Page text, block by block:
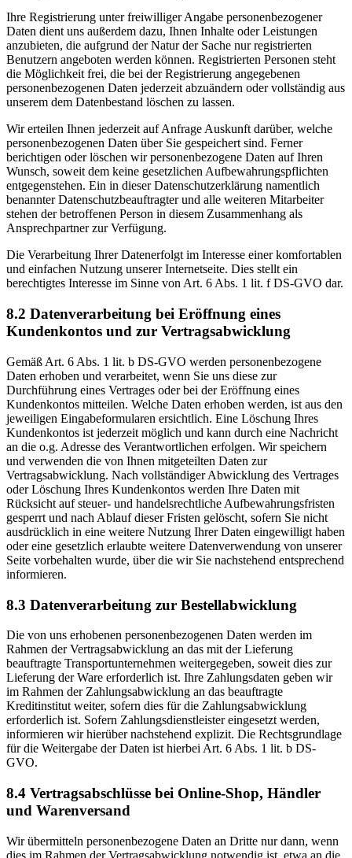
Ihre Registrierung unter freiwilliger Angabe personenbezogener
Daten dient uns außerdem dazu, Ihnen Inhalte oder Leistungen
anzubieten, die aufgrund der Natur der Sache nur registrierten
Benutzern angeboten werden können. Registrierten Personen steht
die Möglichkeit frei, die bei der Registrierung angegebenen
personenbezogenen Daten jederzeit abzuändern oder vollständig aus
unserem dem Datenbestand löschen zu lassen.
Wir erteilen Ihnen jederzeit auf Anfrage Auskunft darüber, welche
personenbezogenen Daten über Sie gespeichert sind. Ferner
berichtigen oder löschen wir personenbezogene Daten auf Ihren
Wunsch, soweit dem keine gesetzlichen Aufbewahrungspflichten
entgegenstehen. Ein in dieser Datenschutzerklärung namentlich
benannter Datenschutzbeauftragter und alle weiteren Mitarbeiter
stehen der betroffenen Person in diesem Zusammenhang als
Ansprechpartner zur Verfügung.
Die Verarbeitung Ihrer Datenerfolgt im Interesse einer komfortablen
und einfachen Nutzung unserer Internetseite. Dies stellt ein
berechtigtes Interesse im Sinne von Art. 6 Abs. 1 lit. f DS-GVO dar.
8.2 Datenverarbeitung bei Eröffnung eines
Kundenkontos und zur Vertragsabwicklung
Gemäß Art. 6 Abs. 1 lit. b DS-GVO werden personenbezogene
Daten erhoben und verarbeitet, wenn Sie uns diese zur
Durchführung eines Vertrages oder bei der Eröffnung eines
Kundenkontos mitteilen. Welche Daten erhoben werden, ist aus den
jeweiligen Eingabeformularen ersichtlich. Eine Löschung Ihres
Kundenkontos ist jederzeit möglich und kann durch eine Nachricht
an die o.g. Adresse des Verantwortlichen erfolgen. Wir speichern
und verwenden die von Ihnen mitgeteilten Daten zur
Vertragsabwicklung. Nach vollständiger Abwicklung des Vertrages
oder Löschung Ihres Kundenkontos werden Ihre Daten mit
Rücksicht auf steuer- und handelsrechtliche Aufbewahrungsfristen
gesperrt und nach Ablauf dieser Fristen gelöscht, sofern Sie nicht
ausdrücklich in eine weitere Nutzung Ihrer Daten eingewilligt haben
oder eine gesetzlich erlaubte weitere Datenverwendung von unserer
Seite vorbehalten wurde, über die wir Sie nachstehend entsprechend
informieren.
8.3 Datenverarbeitung zur Bestellabwicklung
Die von uns erhobenen personenbezogenen Daten werden im
Rahmen der Vertragsabwicklung an das mit der Lieferung
beauftragte Transportunternehmen weitergegeben, soweit dies zur
Lieferung der Ware erforderlich ist. Ihre Zahlungsdaten geben wir
im Rahmen der Zahlungsabwicklung an das beauftragte
Kreditinstitut weiter, sofern dies für die Zahlungsabwicklung
erforderlich ist. Sofern Zahlungsdienstleister eingesetzt werden,
informieren wir hierüber nachstehend explizit. Die Rechtsgrundlage
für die Weitergabe der Daten ist hierbei Art. 6 Abs. 1 lit. b DS-
GVO.
8.4 Vertragsabschlüsse bei Online-Shop, Händler
und Warenversand
Wir übermitteln personenbezogene Daten an Dritte nur dann, wenn
dies im Rahmen der Vertragsabwicklung notwendig ist, etwa an die